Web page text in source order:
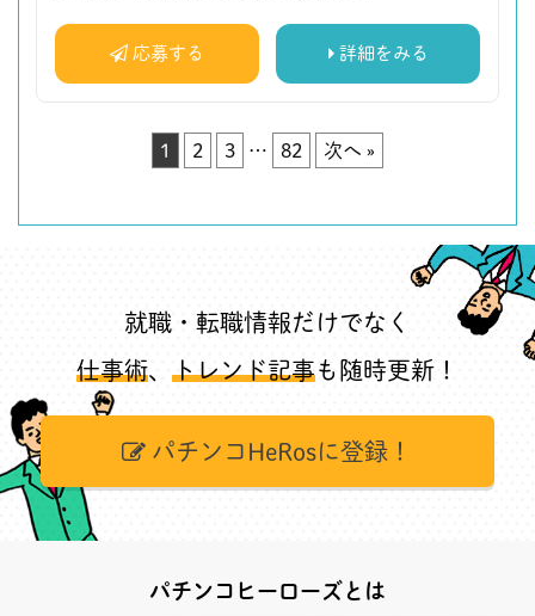
応募する 詳細をみる
1 2 3 … 82 次へ »
就職・転職情報だけでなく
仕事術、 トレンド記事も随時更新！
パチンコHeRosに登録！
パチンコヒーローズとは